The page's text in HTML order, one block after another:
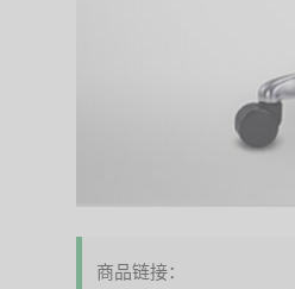
商品链接：